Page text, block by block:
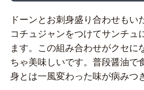
ドーンとお刺身盛り合わせもい
コチュジャンをつけてサンチュ
ます。この組み合わせがクセに
ちゃ美味しいです。普段醤油で
身とは一風変わった味が病みつ